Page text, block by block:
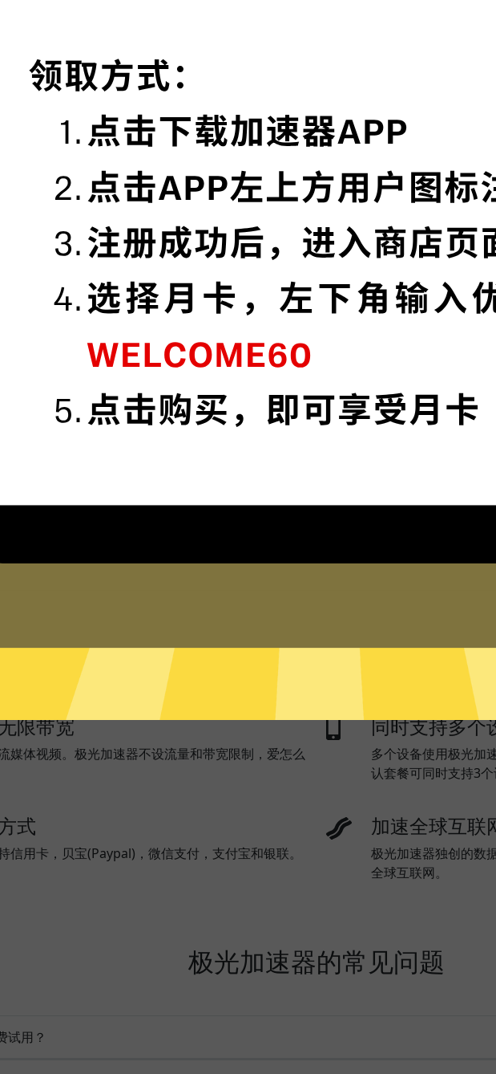
地区选择
拥有超多加速服务器节点，并且还在不断增加中。
极光加速器已为所有
稳定性
用行业领先的自研发通信协议，深度保护特征，不论您
轻松加速。
多语言界面
极光加速器提供多种
加密 高级数据泄漏
保护您的IP地
或连接记录
没有未来也不会记录任何登录历史，网络活动，DNS
可以用于识别跟踪您的信息。
在线客服
的分流模式会智能判断需要加速的网络流量，并为其
不需要加速的本地流量，比如百度或者美团，则使用
网速。全局模式则所有流量都走极光加速器。
硬盘内。无硬盘服
限带宽
媒体视频。极光加速器不设流量和带宽限制，爱怎么
同时支持多个
多个设备使用极光加
认套餐可同时支持3
式
信用卡，贝宝(Paypal)，微信支付，支付宝和银联。
加速全球互联
极光加速器独创的数
全球互联网。
极光加速器的常见问题
试用？